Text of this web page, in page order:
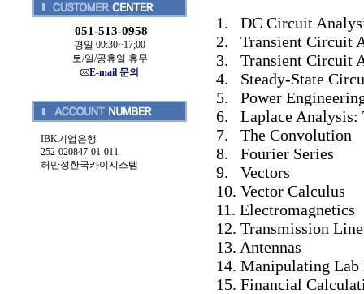
051-513-0958
평일 09:30~17;00
토/일/공휴일 휴무
E-mail 문의
IBK기업은행
252-020847-01-011
허만성한국카이시스템
1. DC Circuit
2. Transient Circuit
3. Transient Circuit
4. Steady-State
5. Power
6. Laplace Analysis:
7. The Convolution
8. Fourier Series
9. Vectors
10. Vector Calculus
11. Electromagnetics
12. Transmission
13. Antennas
14. Manipulating Lab
15. Financial